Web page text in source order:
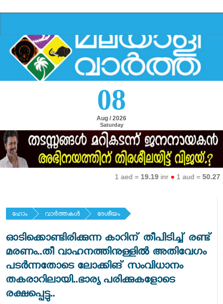
08
Aug / 2026
Saturday
1 aed =19.19inr ●1 aud =50.27inr
ഹോം വാര്‍ത്തകള്‍ ദേശീയം
ഓടിക്കൊണ്ടിരിക്കുന്ന കാറിന് തീപിടിച്ച് രണ്ട്
മരണം..തീ വാഹനത്തിനുള്ളിൽ അതിവേഗം
പടർന്നതോടെ ലോക്കിങ് സംവിധാനം
തകരാറിലായി..ഭാര്യ പരിക്കുകളോടെ
രക്ഷപ്പെട്ടു..